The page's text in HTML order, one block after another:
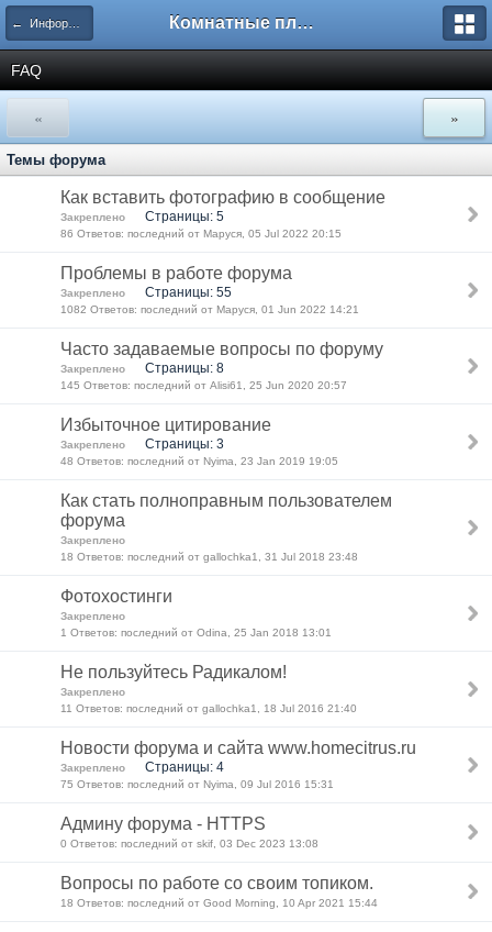
← Информация? Информация. Информация! Комнатные плодовые экзоты
FAQ
« »
Темы форума
Как вставить фотографию в сообщение
Закреплено Страницы: 5
86 Ответов: последний от Маруся, 05 Jul 2022 20:15
Проблемы в работе форума
Закреплено Страницы: 55
1082 Ответов: последний от Маруся, 01 Jun 2022 14:21
Часто задаваемые вопросы по форуму
Закреплено Страницы: 8
145 Ответов: последний от Alisi61, 25 Jun 2020 20:57
Избыточное цитирование
Закреплено Страницы: 3
48 Ответов: последний от Nyima, 23 Jan 2019 19:05
Как стать полноправным пользователем
форума
Закреплено
18 Ответов: последний от gallochka1, 31 Jul 2018 23:48
Фотохостинги
Закреплено
1 Ответов: последний от Odina, 25 Jan 2018 13:01
Не пользуйтесь Радикалом!
Закреплено
11 Ответов: последний от gallochka1, 18 Jul 2016 21:40
Новости форума и сайта www.homecitrus.ru
Закреплено Страницы: 4
75 Ответов: последний от Nyima, 09 Jul 2016 15:31
Админу форума - HTTPS
0 Ответов: последний от skif, 03 Dec 2023 13:08
Вопросы по работе со своим топиком.
18 Ответов: последний от Good Morning, 10 Apr 2021 15:44